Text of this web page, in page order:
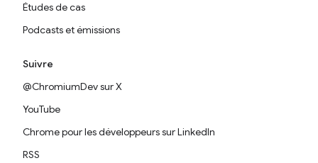
Études de cas
Podcasts et émissions
Suivre
@ChromiumDev sur X
YouTube
Chrome pour les développeurs sur LinkedIn
RSS